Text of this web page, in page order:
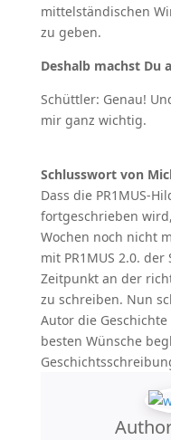
mittelständischen
zu geben.
Deshalb machst Du
Schüttler: Genau!
mir ganz wichtig.
Schlusswort von
Dass die PR1MUS-
fortgeschrieben
Wochen noch nicht
mit PR1MUS 2.0.
Zeitpunkt an der
zu schreiben. Nun
Autor die Geschichte
besten Wünsche